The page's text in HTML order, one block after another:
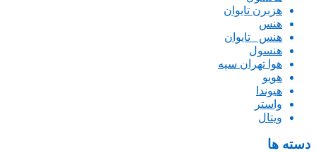
هزبرن تایوان
هنس
هنس _تایوان
هنسول
هوا تهران سپه
هویو
هیوندا
واستر
ویتال
دسته ها